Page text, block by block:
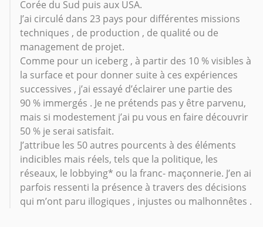
Corée du Sud puis aux USA.
J’ai circulé dans 23 pays pour différentes missions
techniques , de production , de qualité ou de
management de projet.
Comme pour un iceberg , à partir des 10 % visibles à
la surface et pour donner suite à ces expériences
successives , j’ai essayé d’éclairer une partie des
90 % immergés . Je ne prétends pas y être parvenu,
mais si modestement j’ai pu vous en faire découvrir
50 % je serai satisfait.
J’attribue les 50 autres pourcents à des éléments
indicibles mais réels, tels que la politique, les
réseaux, le lobbying* ou la franc- maçonnerie. J’en ai
parfois ressenti la présence à travers des décisions
qui m’ont paru illogiques , injustes ou malhonnêtes .